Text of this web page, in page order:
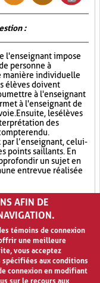
:
l'enseignant impose
personne à
manière individuelle
élèves doivent
à l'enseignant
à l'enseignant de
Ensuite, les élèves
des
rendu.
l’enseignant, celui-
points saillants. En
un sujet en
entrevue réalisée
réel (4)
AFIN DE
témoins de connexion
une meilleure
vous acceptez
aux conditions
connexion en modifiant
sur le recours aux